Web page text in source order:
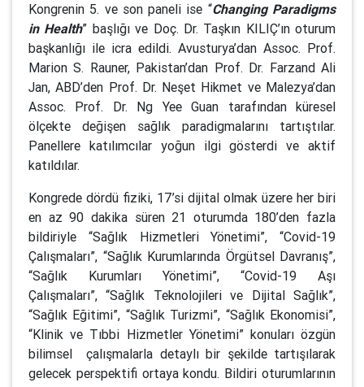
Kongrenin 5. ve son paneli ise “Changing Paradigms
in Health” başlığı ve Doç. Dr. Taşkın KILIÇ’ın oturum
başkanlığı ile icra edildi. Avusturya’dan Assoc. Prof.
Marion S. Rauner, Pakistan’dan Prof. Dr. Farzand Ali
Jan, ABD’den Prof. Dr. Neşet Hikmet ve Malezya’dan
Assoc. Prof. Dr. Ng Yee Guan tarafından küresel
ölçekte değişen sağlık paradigmalarını tartıştılar.
Panellere katılımcılar yoğun ilgi gösterdi ve aktif
katıldılar.
Kongrede dördü fiziki, 17’si dijital olmak üzere her biri
en az 90 dakika süren 21 oturumda 180’den fazla
bildiriyle “Sağlık Hizmetleri Yönetimi”, “Covid-19
Çalışmaları”, “Sağlık Kurumlarında Örgütsel Davranış”,
“Sağlık Kurumları Yönetimi”, “Covid-19 Aşı
Çalışmaları”, “Sağlık Teknolojileri ve Dijital Sağlık”,
“Sağlık Eğitimi”, “Sağlık Turizmi”, “Sağlık Ekonomisi”,
“Klinik ve Tıbbi Hizmetler Yönetimi” konuları özgün
bilimsel çalışmalarla detaylı bir şekilde tartışılarak
gelecek perspektifi ortaya kondu. Bildiri oturumlarının